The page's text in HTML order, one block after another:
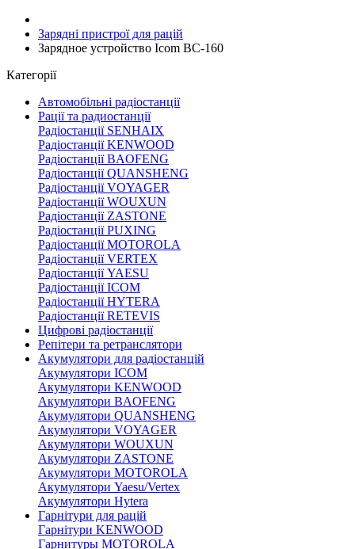
Зарядні пристрої для рацій
Зарядное устройство Icom BC-160
Категорії
Автомобільні радіостанції
Рації та радиостанції
Радіостанції SENHAIX
Радіостанції KENWOOD
Радіостанції BAOFENG
Радіостанції QUANSHENG
Радіостанції VOYAGER
Радіостанції WOUXUN
Радіостанції ZASTONE
Радіостанції PUXING
Радіостанції MOTOROLA
Радіостанції VERTEX
Радіостанції YAESU
Радіостанції ICOM
Радіостанції HYTERA
Радіостанції RETEVIS
Цифрові радіостанції
Репітери та ретранслятори
Акумулятори для радіостанцій
Акумулятори ICOM
Акумулятори KENWOOD
Акумулятори BAOFENG
Акумулятори QUANSHENG
Акумулятори VOYAGER
Акумулятори WOUXUN
Акумулятори ZASTONE
Акумулятори MOTOROLA
Акумулятори Yaesu/Vertex
Акумулятори Hytera
Гарнітури для рацій
Гарнітури KENWOOD
Гарнитуры MOTOROLA